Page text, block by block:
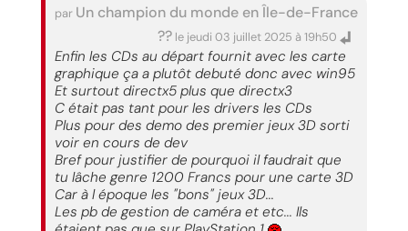
par Un champion du monde en Île-de-France
?? le jeudi 03 juillet 2025 à 19h50
Enfin les CDs au départ fournit avec les carte
graphique ça a plutôt debuté donc avec win95
Et surtout directx5 plus que directx3
C était pas tant pour les drivers les CDs
Plus pour des demo des premier jeux 3D sorti
voir en cours de dev
Bref pour justifier de pourquoi il faudrait que
tu lâche genre 1200 Francs pour une carte 3D
Car à l époque les "bons" jeux 3D...
Les pb de gestion de caméra et etc... Ils